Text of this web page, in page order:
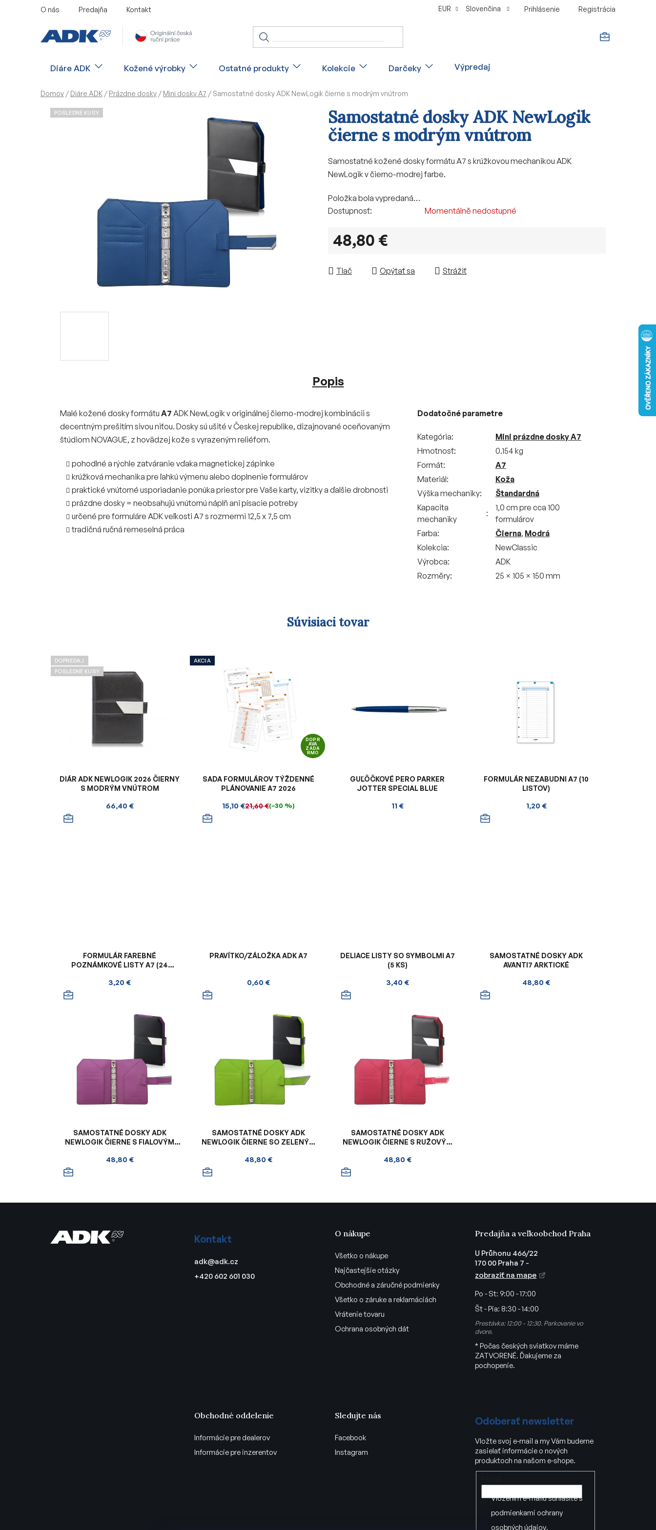
O nás Predajňa Kontakt EUR Slovenčina Prihlásenie Registrácia
Diáre ADK Kožené výrobky Ostatné produkty Kolekcie Darčeky Výpredaj
Domov / Diáre ADK / Prázdne dosky / Mini dosky A7 / Samostatné dosky ADK NewLogik čierne s modrým vnútrom
Samostatné dosky ADK NewLogik
čierne s modrým vnútrom
Samostatné kožené dosky formátu A7 s krúžkovou mechanikou ADK
NewLogik v čierno-modrej farbe.
Položka bola vypredaná…
Dostupnosť
Momentálně nedostupné
48,80 €
Tlač
Opýtať sa Strážiť
POSLEDNÉ KUSY
Popis
Malé kožené dosky formátu A7 ADK NewLogik v originálnej čierno-modrej kombinácii s
decentným prešitím sivou niťou. Dosky sú ušité v Českej republike, dizajnované oceňovaným
štúdiom NOVAGUE, z hovädzej kože s vyrazeným reliéfom.
pohodlné a rýchle zatváranie vďaka magnetickej zápinke
krúžková mechanika pre ľahkú výmenu alebo doplnenie formulárov
praktické vnútorné usporiadanie ponúka priestor pre Vaše karty, vizitky a ďalšie drobnosti
prázdne dosky = neobsahujú vnútornú náplň ani písacie potreby
určené pre formuláre ADK veľkosti A7 s rozmermi 12,5 x 7,5 cm
tradičná ručná remeselná práca
Dodatočné parametre
Kategória
Mini prázdne dosky A7
Hmotnosť
0.154 kg
Formát
A7
Materiál
Koža
Výška mechaniky
Štandardná
Kapacita
mechaniky
1,0 cm pre cca 100
formulárov
Farba
Čierna, Modrá
Kolekcia
NewClassic
Výrobca
ADK
Rozměry
25 × 105 × 150 mm
Súvisiaci tovar
DOPREDAJ
POSLEDNÉ KUSY
DIÁR ADK NEWLOGIK 2026 ČIERNY
S MODRÝM VNÚTROM
66,40 €
AKCIA
DOPR
AVA
ZADA
RMO
SADA FORMULÁROV TÝŽDENNÉ
PLÁNOVANIE A7 2026
15,10 €21,60 €(–30 %)
GUĽÔČKOVÉ PERO PARKER
JOTTER SPECIAL BLUE
11 €
FORMULÁR NEZABUDNI A7 (10
LISTOV)
1,20 €
FORMULÁR FAREBNÉ
POZNÁMKOVÉ LISTY A7 (24
3,20 €
PRAVÍTKO/ZÁLOŽKA ADK A7
0,60 €
DELIACE LISTY SO SYMBOLMI A7
(5 KS)
3,40 €
SAMOSTATNÉ DOSKY ADK
AVANTI7 ARKTICKÉ
48,80 €
SAMOSTATNÉ DOSKY ADK
NEWLOGIK ČIERNE S FIALOVÝM
48,80 €
SAMOSTATNÉ DOSKY ADK
NEWLOGIK ČIERNE SO ZELENÝM
48,80 €
SAMOSTATNÉ DOSKY ADK
NEWLOGIK ČIERNE S RUŽOVÝM
48,80 €
Kontakt
adk@adk.cz
+420 602 601 030
O nákupe
Všetko o nákupe
Najčastejšie otázky
Obchodné a záručné podmienky
Všetko o záruke a reklamáciách
Vrátenie tovaru
Ochrana osobných dát
Predajňa a veľkoobchod Praha
U Průhonu 466/22
170 00 Praha 7 -
zobraziť na mape
Po - St: 9:00 - 17:00
Št - Pia: 8:30 - 14:00
Prestávka: 12:00 - 12:30. Parkovanie vo
dvore.
* Počas českých sviatkov máme
ZATVORENÉ. Ďakujeme za
pochopenie.
Obchodné oddelenie
Informácie pre dealerov
Informácie pre inzerentov
Sledujte nás
Facebook
Instagram
Odoberať newsletter
Vložte svoj e-mail a my Vám budeme
zasielať informácie o nových
produktoch na našom e-shope.
Vložením e-mailu súhlasíte s
podmienkami ochrany
osobných údajov.